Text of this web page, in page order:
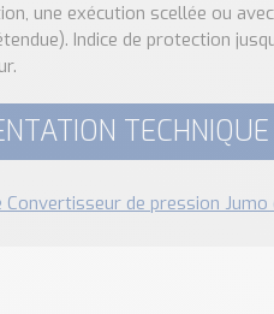
une exécution scellée ou
Indice de protection
TECHNIQUE
Convertisseur de pression